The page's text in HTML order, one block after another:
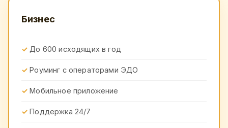
Бизнес
До 600 исходящих в год
Роуминг с операторами ЭДО
Мобильное приложение
Поддержка 24/7